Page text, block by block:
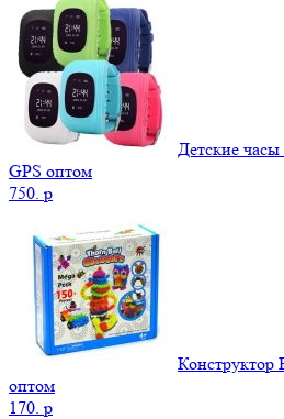
Детские
GPS оптом
750. p
Конструктор
оптом
170. p